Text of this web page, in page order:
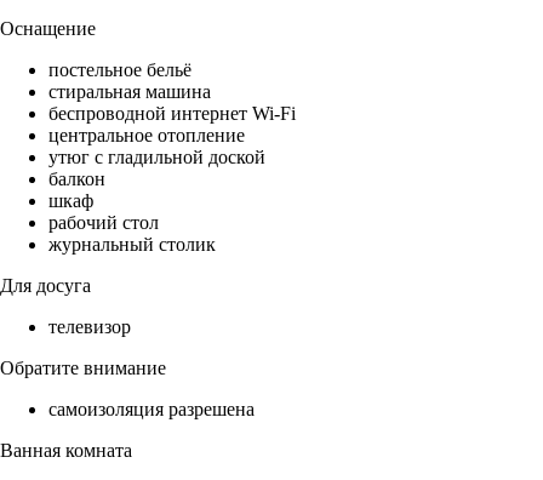
Оснащение
постельное бельё
стиральная машина
беспроводной интернет Wi-Fi
центральное отопление
утюг с гладильной доской
балкон
шкаф
рабочий стол
журнальный столик
Для досуга
телевизор
Обратите внимание
самоизоляция разрешена
Ванная комната